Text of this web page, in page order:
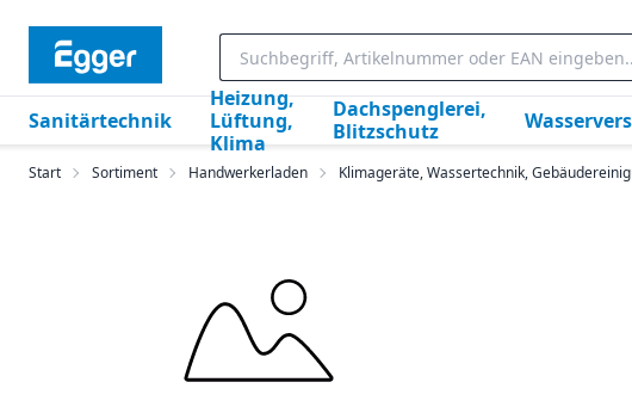
Sanitärtechnik
Heizung,
Lüftung,
Klima
Dachspenglerei,
Blitzschutz
Start Sortiment Handwerkerladen Klimageräte, Wassertechnik,